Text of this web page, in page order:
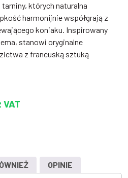
których naturalna
harmonijnie współgrają z
koniaku. Inspirowany
stanowi oryginalne
z francuską sztuką
VAT
OPINIE